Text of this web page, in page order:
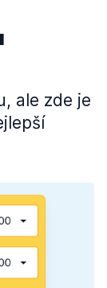
ale zde je